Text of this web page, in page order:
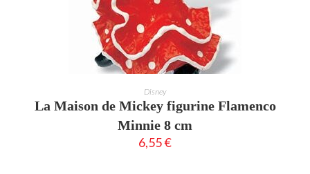
AJOUTER AU PANIER
Disney
La Maison de Mickey figurine Flamenco
Minnie 8 cm
6,55€